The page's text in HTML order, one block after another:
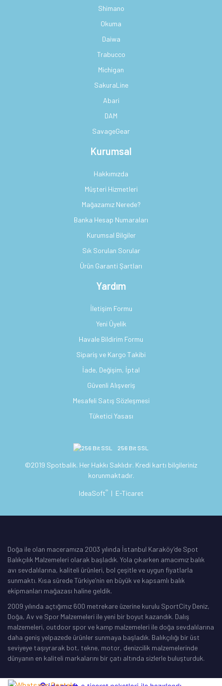
Shimano
Okuma
Daiwa
Trabucco
Michigan
SakuraLine
Abari
DAM
SavageGear
Kurumsal
Hakkımızda
Müşteri Hizmetleri
Mağazamız Nerede?
Banka Hesap Numaraları
Kurumsal Bilgiler
Sık Sorulan Sorular
Ürün Garanti Şartları
Yardım
İletişim Formu
Yeni Üyelik
Havale Bildirim Formu
Sipariş ve Kargo Takibi
İade, Değişim, İptal
Güvenli Alışveriş
Mesafeli Satış Sözleşmesi
Tüketici Yasası
256 Bit SSL
©2019 Spotbalik. Her Hakkı Saklıdır. Kredi kartı bilgileriniz
korunmaktadır.
IdeaSoft® | E-Ticaret
Doğa ile olan maceramıza 2003 yılında İstanbul Karaköy’de Spot
Balıkçılık Malzemeleri olarak başladık. Yola çıkarken amacımız balık
avı sevdalılarına, kaliteli ürünleri, bol çeşitle ve uygun fiyatlarla
sunmaktı. Kısa sürede Türkiye’nin en büyük ve kapsamlı balık
ekipmanları mağazası haline geldik.
2009 yılında açtığımız 600 metrekare üzerine kurulu SportCity Deniz,
Doğa, Av ve Spor Malzemeleri ile yeni bir boyut kazandık. Dalış
malzemeleri, outdoor spor ve kamp malzemeleri ile doğa sevdalılarına
daha geniş yelpazede ürünler sunmaya başladık. Balıkçılığı bir üst
seviyeye taşıyrarak bot, tekne, motor, denizcilik malzemelerinde
dünyanın en kaliteli markalarını bir çatı altında sizlerle buluşturduk.